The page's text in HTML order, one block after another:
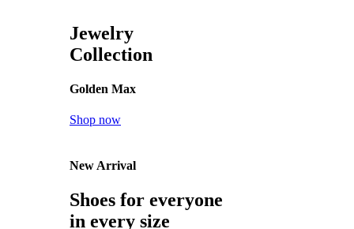
Jewelry
Collection
Golden Max
Shop now
New Arrival
Shoes for everyone
in every size